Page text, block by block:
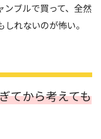
ンブルで買って、全然
れないのが怖い。
てから考えても